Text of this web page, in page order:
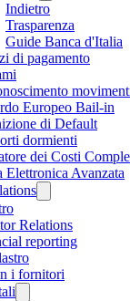
Indietro
Trasparenza
Guide Banca d'Italia
di pagamento
Europeo Bail-in
di Default
dormienti
dei Costi
Elettronica Avanzata
Relations
reporting
i fornitori